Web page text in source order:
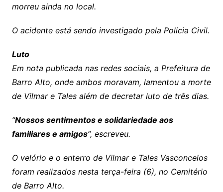
morreu ainda no local.
O acidente está sendo investigado pela Polícia Civil.
Luto
Em nota publicada nas redes sociais, a Prefeitura de
Barro Alto, onde ambos moravam, lamentou a morte
de Vilmar e Tales além de decretar luto de três dias.
“Nossos sentimentos e solidariedade aos
familiares e amigos“, escreveu.
O velório e o enterro de Vilmar e Tales Vasconcelos
foram realizados nesta terça-feira (6), no Cemitério
de Barro Alto.